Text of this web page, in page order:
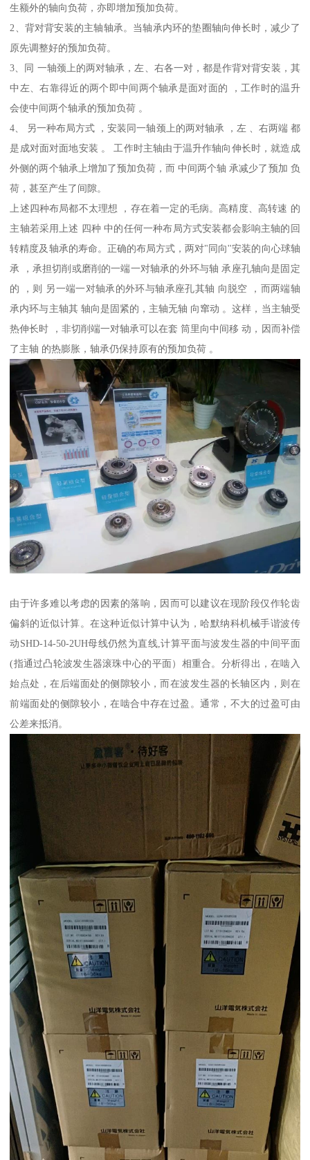
生额外的轴向负荷，亦即增加预加负荷。
2、背对背安装的主轴轴承。当轴承内环的垫圈轴向伸长时，减少了
原先调整好的预加负荷。
3、同 一轴颈上的两对轴承，左、右各一对，都是作背对背安装，其
中左、右靠得近的两个即中间两个轴承是面对面的 ，工作时的温升
会使中间两个轴承的预加负荷 。
4、 另一种布局方式 ，安装同一轴颈上的两对轴承 ，左 、右两端 都
是成对面对面地安装 。 工作时主轴由于温升作轴向伸长时，就造成
外侧的两个轴承上增加了预加负荷，而 中间两个轴 承减少了预加 负
荷，甚至产生了间隙。
上述四种布局都不太理想 ，存在着一定的毛病。高精度、高转速 的
主轴若采用上述 四种 中的任何一种布局方式安装都会影响主轴的回
转精度及轴承的寿命。正确的布局方式，两对"同向''安装的向心球轴
承 ，承担切削或磨削的一端一对轴承的外环与轴 承座孔轴向是固定
的 ，则 另一端一对轴承的外环与轴承座孔其轴 向脱空 ，而两端轴
承内环与主轴其 轴向是固紧的，主轴无轴 向窜动 。这样，当主轴受
热伸长时 ，非切削端一对轴承可以在套 筒里向中间移 动，因而补偿
了主轴 的热膨胀，轴承仍保持原有的预加负荷 。
由于许多难以考虑的因素的落响，因而可以建议在现阶段仅作轮齿
偏斜的近似计算。在这种近似计算中认为，哈默纳科机械手谐波传
动SHD-14-50-2UH母线仍然为直线,计算平面与波发生器的中间平面
(指通过凸轮波发生器滚珠中心的平面）相重合。分析得出，在啮入
始点处，在后端面处的侧隙较小，而在波发生器的长轴区内，则在
前端面处的侧隙较小，在啮合中存在过盈。通常，不大的过盈可由
公差来抵消。